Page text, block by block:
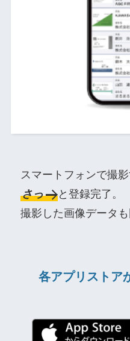
スマートフォンで撮
さっ
と登録完了。
撮影した画像データ
各アプリストア